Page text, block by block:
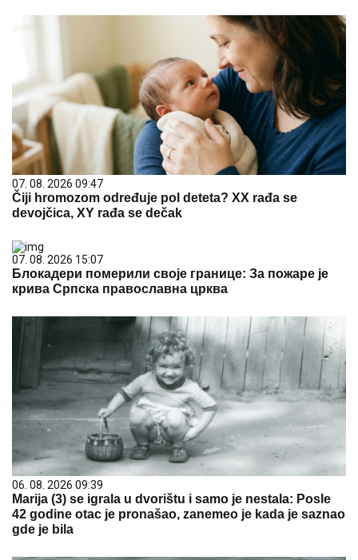
07. 08. 2026 09:47
Čiji hromozom određuje pol deteta? XX rađa se
devojčica, XY rađa se dečak
07. 08. 2026 15:07
Блокадери померили своје границе: За пожаре је
крива Српска православна црква
06. 08. 2026 09:39
Marija (3) se igrala u dvorištu i samo je nestala: Posle
42 godine otac je pronašao, zanemeo je kada je saznao
gde je bila